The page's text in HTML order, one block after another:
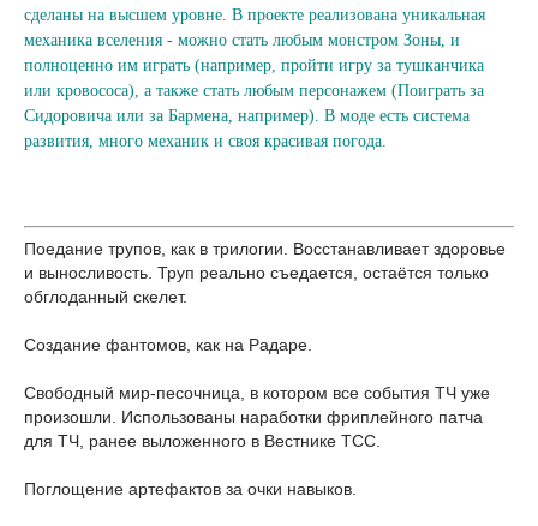
сделаны на высшем уровне. В проекте реализована уникальная
механика вселения - можно стать любым монстром Зоны, и
полноценно им играть (например, пройти игру за тушканчика
или кровососа), а также стать любым персонажем (Поиграть за
Сидоровича или за Бармена, например). В моде есть система
развития, много механик и своя красивая погода.
Поедание трупов, как в трилогии. Восстанавливает здоровье
и выносливость. Труп реально съедается, остаётся только
обглоданный скелет.
Создание фантомов, как на Радаре.
Свободный мир-песочница, в котором все события ТЧ уже
произошли. Использованы наработки фриплейного патча
для ТЧ, ранее выложенного в Вестнике ТСС.
Поглощение артефактов за очки навыков.